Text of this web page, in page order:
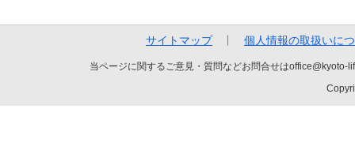
サイトマップ 個人情報の取扱いに
当ページに関するご意見・質問などお問合せは